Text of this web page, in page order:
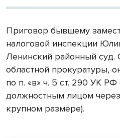
Приговор бывшему
налоговой инспекции
Ленинский районный суд.
областной прокуратуры,
по п. «в» ч. 5 ст. 290 УК РФ
должностным лицом
крупном размере).